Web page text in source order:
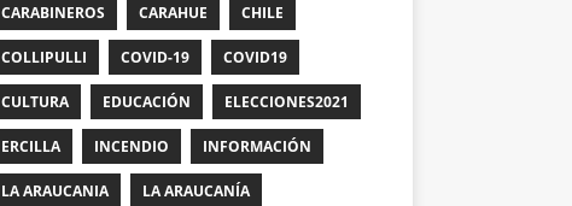
CARABINEROS CARAHUE CHILE
COLLIPULLI COVID-19 COVID19
CULTURA EDUCACIÓN ELECCIONES2021
ERCILLA INCENDIO INFORMACIÓN
LA ARAUCANIA LA ARAUCANÍA